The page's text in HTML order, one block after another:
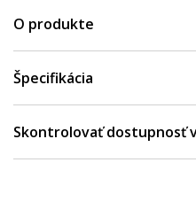
O produkte
Špecifikácia
Skontrolovať dostupnosť